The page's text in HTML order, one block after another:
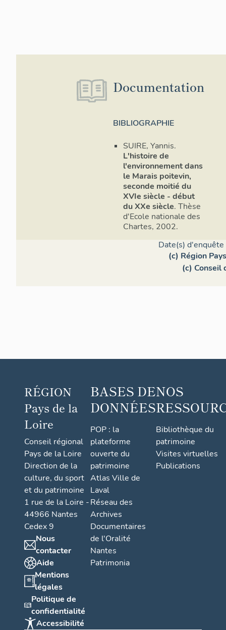
Documentation
BIBLIOGRAPHIE
SUIRE, Yannis.
L'histoire de
l'environnement dans
le Marais poitevin,
seconde moitié du
XVIe siècle - début
du XXe siècle. Thèse
d'Ecole nationale des
Chartes, 2002.
Date(s)
(c) Région
(c) Conseil
RÉGION
Pays de la
Loire
Conseil régional
Pays de la Loire
Direction de la
culture, du sport
et du patrimoine
1 rue de la Loire -
44966 Nantes
Cedex 9
Nous
contacter
Aide
Mentions
légales
Politique de
confidentialité
Accessibilité
BASES DE
DONNÉES
POP : la
plateforme
ouverte du
patrimoine
Atlas Ville de
Laval
Réseau des
Archives
Documentaires
de l'Oralité
Nantes
Patrimonia
NOS
Bibliothèque du
patrimoine
Visites virtuelles
Publications